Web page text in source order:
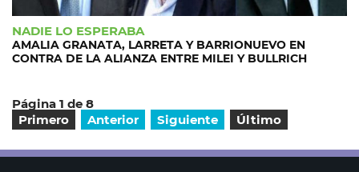
NADIE LO ESPERABA
AMALIA GRANATA, LARRETA Y BARRIONUEVO EN
CONTRA DE LA ALIANZA ENTRE MILEI Y BULLRICH
Página 1 de 8
Primero
Anterior Siguiente Último